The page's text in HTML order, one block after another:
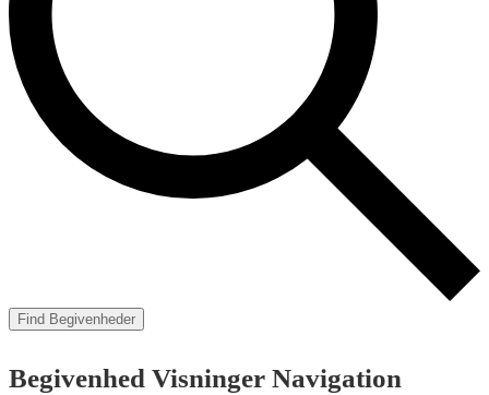
Find Begivenheder
Begivenhed Visninger Navigation